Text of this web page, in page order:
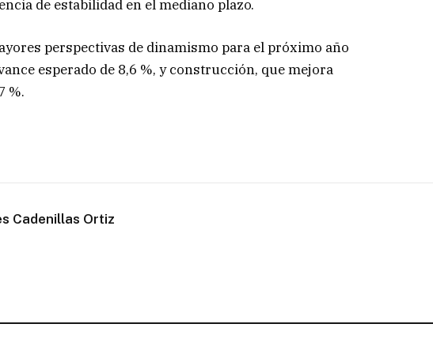
de estabilidad en el mediano plazo.
perspectivas de dinamismo para el próximo año
esperado de 8,6 %, y construcción, que mejora
%.
Cadenillas Ortiz